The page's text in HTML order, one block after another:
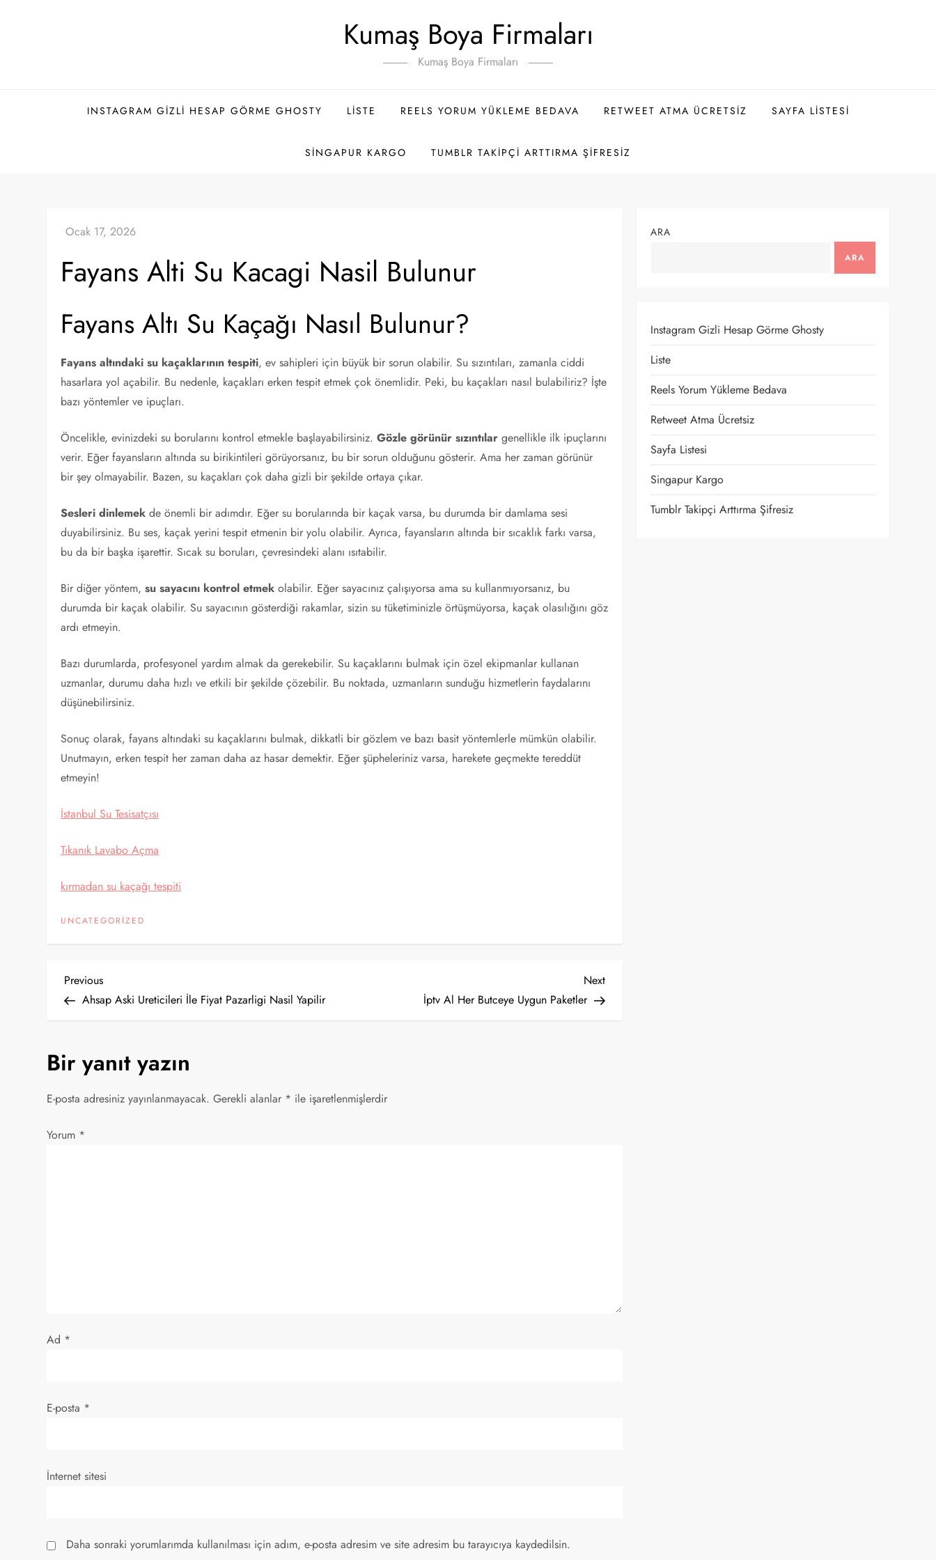
Kumaş Boya Firmaları
Kumaş Boya Firmaları
INSTAGRAM GIZLI HESAP GÖRME GHOSTY LISTE REELS YORUM YÜKLEME BEDAVA RETWEET ATMA ÜCRETSIZ SAYFA LISTESI
SINGAPUR KARGO TUMBLR TAKIPÇI ARTTIRMA ŞIFRESIZ
Fayans Alti Su Kacagi Nasil Bulunur
Fayans Altı Su Kaçağı Nasıl Bulunur?
Fayans altındaki su kaçaklarının tespiti, ev sahipleri için büyük bir sorun olabilir. Su sızıntıları, zamanla ciddi
hasarlara yol açabilir. Bu nedenle, kaçakları erken tespit etmek çok önemlidir. Peki, bu kaçakları nasıl bulabiliriz? İşte
bazı yöntemler ve ipuçları.
Öncelikle, evinizdeki su borularını kontrol etmekle başlayabilirsiniz.Gözle görünür sızıntılar genellikle ilk ipuçlarını
verir. Eğer fayansların altında su birikintileri görüyorsanız, bu bir sorun olduğunu gösterir. Ama her zaman görünür
bir şey olmayabilir. Bazen, su kaçakları çok daha gizli bir şekilde ortaya çıkar.
Sesleri dinlemek de önemli bir adımdır. Eğer su borularında bir kaçak varsa, bu durumda bir damlama sesi
duyabilirsiniz. Bu ses, kaçak yerini tespit etmenin bir yolu olabilir. Ayrıca, fayansların altında bir sıcaklık farkı varsa,
bu da bir başka işarettir. Sıcak su boruları, çevresindeki alanı ısıtabilir.
Bir diğer yöntem,su sayacını kontrol etmek olabilir. Eğer sayacınız çalışıyorsa ama su kullanmıyorsanız, bu
durumda bir kaçak olabilir. Su sayacının gösterdiği rakamlar, sizin su tüketiminizle örtüşmüyorsa, kaçak olasılığını göz
ardı etmeyin.
Bazı durumlarda, profesyonel yardım almak da gerekebilir. Su kaçaklarını bulmak için özel ekipmanlar kullanan
uzmanlar, durumu daha hızlı ve etkili bir şekilde çözebilir. Bu noktada, uzmanların sunduğu hizmetlerin faydalarını
düşünebilirsiniz.
Sonuç olarak, fayans altındaki su kaçaklarını bulmak, dikkatli bir gözlem ve bazı basit yöntemlerle mümkün olabilir.
Unutmayın, erken tespit her zaman daha az hasar demektir. Eğer şüpheleriniz varsa, harekete geçmekte tereddüt
etmeyin!
İstanbul Su Tesisatçısı
Tıkanık Lavabo Açma
kırmadan su kaçağı tespiti
UNCATEGORIZED
Y
z
e
s
Previous
Post
Previous
Ahsap Aski Ureticileri İle Fiyat Pazarligi Nasil Yapilir
Next
Post
Next
İptv Al Her Butceye Uygun Paketler
Bir yanıt yazın
E-posta adresiniz yayınlanmayacak. Gerekli alanlar * ile işaretlenmişlerdir
Yorum *
Ad *
E-posta *
İnternet sitesi
Daha sonraki yorumlarımda kullanılması için adım, e-posta adresim ve site adresim bu tarayıcıya kaydedilsin.
ARA
ARA
Instagram Gizli Hesap Görme Ghosty
Liste
Reels Yorum Yükleme Bedava
Retweet Atma Ücretsiz
Sayfa Listesi
Singapur Kargo
Tumblr Takipçi Arttırma Şifresiz